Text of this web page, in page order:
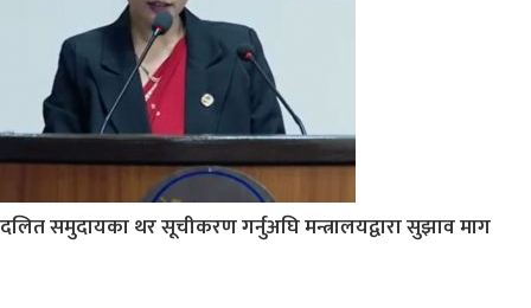
दलित समुदायका थर सूचीकरण गर्नुअघि मन्त्रालयद्वारा सुझाव माग